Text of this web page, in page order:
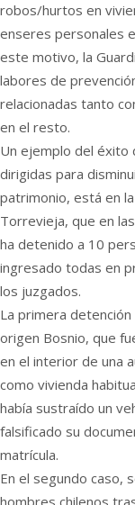
robos/hurtos en
enseres personales
este motivo, la
labores de
relacionadas tanto
en el resto.
Un ejemplo del éxito
dirigidas para
patrimonio, está en
Torrevieja, que en
ha detenido a 10
ingresado todas en
los juzgados.
La primera
origen Bosnio, que
en el interior de una
como vivienda
había sustraído un
falsificado su
matrícula.
En el segundo caso,